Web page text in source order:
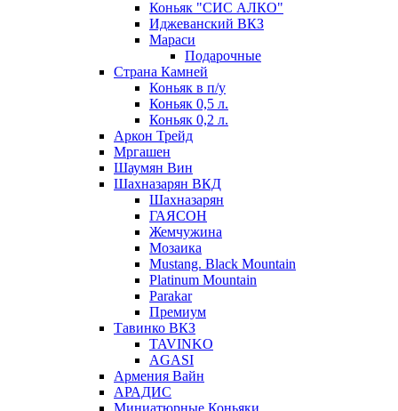
Коньяк "СИС АЛКО"
Иджеванский ВКЗ
Мараси
Подарочные
Страна Камней
Коньяк в п/у
Коньяк 0,5 л.
Коньяк 0,2 л.
Аркон Трейд
Мргашен
Шаумян Вин
Шахназарян ВКД
Шахназарян
ГАЯСОН
Жемчужина
Мозаика
Mustang. Black Mountain
Platinum Mountain
Parakar
Премиум
Тавинко ВКЗ
TAVINKO
AGASI
Армения Вайн
АРАДИС
Миниатюрные Коньяки